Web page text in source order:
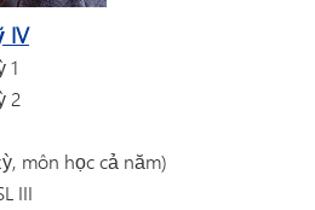
IV
1
2
môn học cả năm)
III